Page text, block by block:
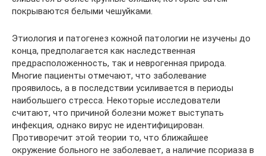
покрываются белыми чешуйками.
Этиология и патогенез кожной патологии не изучены до
конца, предполагается как наследственная
предрасположенность, так и неврогенная природа.
Многие пациенты отмечают, что заболевание
проявилось, а в последствии усиливается в периоды
наибольшего стресса. Некоторые исследователи
считают, что причиной болезни может выступать
инфекция, однако вирус не идентифицирован.
Противоречит этой теории то, что ближайшее
окружение больного не заболевает, а наличие псориаза в